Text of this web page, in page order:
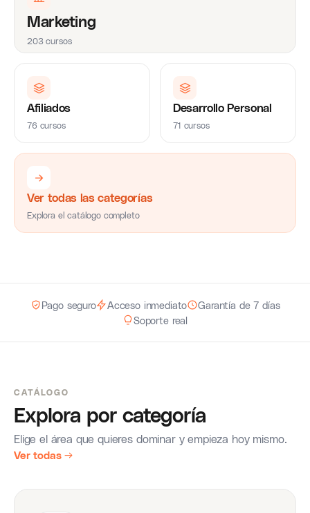
Marketing
203 cursos
Afiliados
76 cursos
Desarrollo Personal
71 cursos
Ver todas las categorías
Explora el catálogo completo
Pago seguro Acceso inmediato
Garantía de 7 días
Soporte real
CATÁLOGO
Explora por categoría
Elige el área que quieres dominar y empieza hoy mismo.
Ver todas →